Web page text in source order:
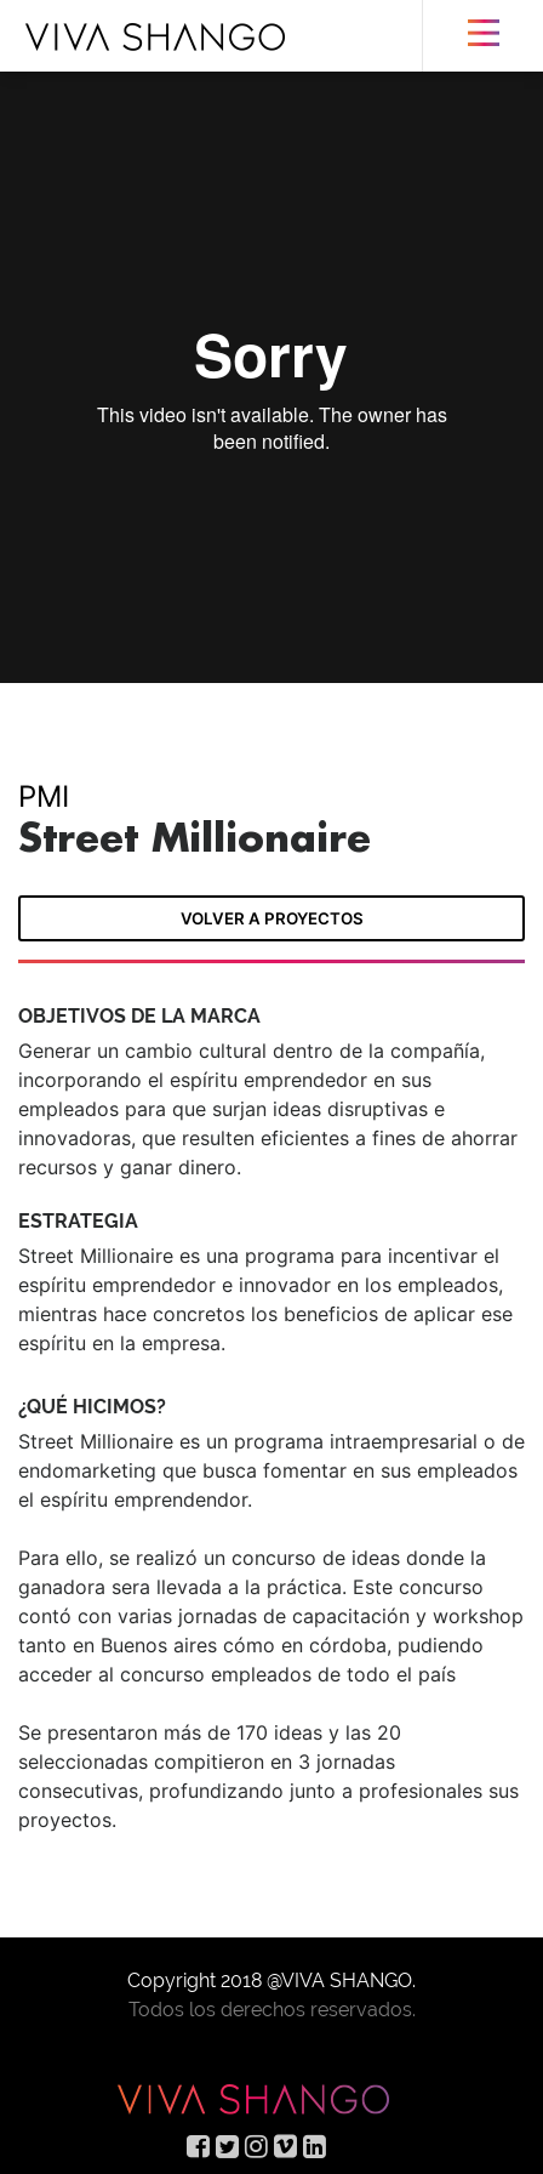
PMI
Street Millionaire
VOLVER A PROYECTOS
OBJETIVOS DE LA MARCA
Generar un cambio cultural dentro de la compañía,
incorporando el espíritu emprendedor en sus
empleados para que surjan ideas disruptivas e
innovadoras, que resulten eficientes a fines de ahorrar
recursos y ganar dinero.
ESTRATEGIA
Street Millionaire es una programa para incentivar el
espíritu emprendedor e innovador en los empleados,
mientras hace concretos los beneficios de aplicar ese
espíritu en la empresa.
¿QUÉ HICIMOS?
Street Millionaire es un programa intraempresarial o de
endomarketing que busca fomentar en sus empleados
el espíritu emprendendor.
Para ello, se realizó un concurso de ideas donde la
ganadora sera llevada a la práctica. Este concurso
contó con varias jornadas de capacitación y workshop
tanto en Buenos aires cómo en córdoba, pudiendo
acceder al concurso empleados de todo el país
Se presentaron más de 170 ideas y las 20
seleccionadas compitieron en 3 jornadas
consecutivas, profundizando junto a profesionales sus
proyectos.
Copyright 2018 @VIVA SHANGO.
Todos los derechos reservados.